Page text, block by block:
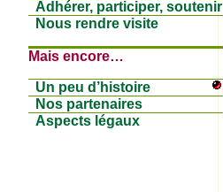
Adhérer, participer, soutenir
Nous rendre visite
Mais encore…
Un peu d’histoire
Nos partenaires
Aspects légaux